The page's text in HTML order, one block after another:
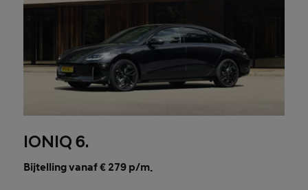
IONIQ 6.
Bijtelling vanaf € 279 p/m.